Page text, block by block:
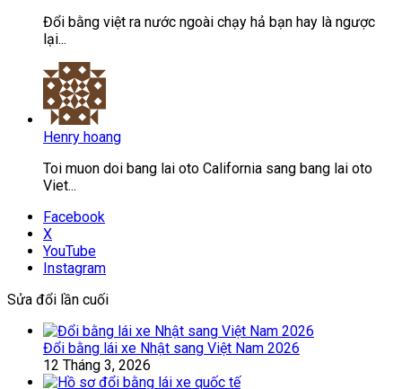
Đổi bằng việt ra nước ngoài chạy hả bạn hay là ngược
lại...
Henry hoang
Toi muon doi bang lai oto California sang bang lai oto
Viet...
Facebook
X
YouTube
Instagram
Sửa đổi lần cuối
Đổi bằng lái xe Nhật sang Việt Nam 2026
12 Tháng 3, 2026